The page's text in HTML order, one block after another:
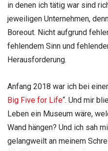
in denen ich tätig war sind
jeweiligen Unternehmen,
Boreout. Nicht aufgrund
fehlendem Sinn und
Herausforderung.
Anfang 2018 war ich bei
Big Five for Life“. Und mir
Leben ein Museum wäre,
Wand hängen? Und ich sah
gelangweilt an meinem